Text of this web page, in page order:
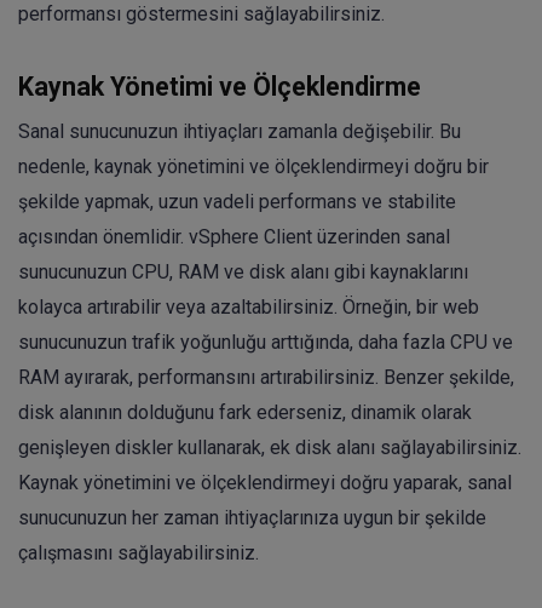
performansı göstermesini sağlayabilirsiniz.
Kaynak Yönetimi ve Ölçeklendirme
Sanal sunucunuzun ihtiyaçları zamanla değişebilir. Bu
nedenle, kaynak yönetimini ve ölçeklendirmeyi doğru bir
şekilde yapmak, uzun vadeli performans ve stabilite
açısından önemlidir. vSphere Client üzerinden sanal
sunucunuzun CPU, RAM ve disk alanı gibi kaynaklarını
kolayca artırabilir veya azaltabilirsiniz. Örneğin, bir web
sunucunuzun trafik yoğunluğu arttığında, daha fazla CPU ve
RAM ayırarak, performansını artırabilirsiniz. Benzer şekilde,
disk alanının dolduğunu fark ederseniz, dinamik olarak
genişleyen diskler kullanarak, ek disk alanı sağlayabilirsiniz.
Kaynak yönetimini ve ölçeklendirmeyi doğru yaparak, sanal
sunucunuzun her zaman ihtiyaçlarınıza uygun bir şekilde
çalışmasını sağlayabilirsiniz.